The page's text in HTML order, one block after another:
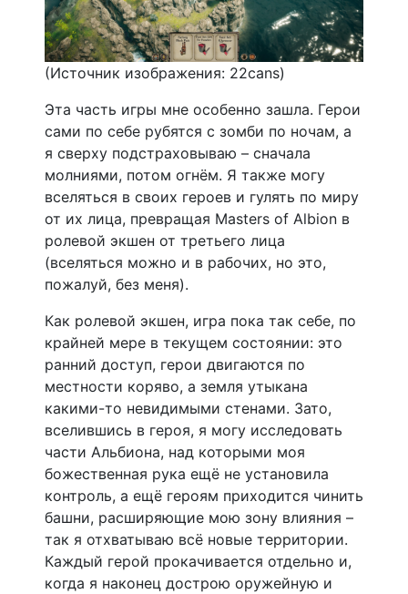
(Источник изображения: 22cans)
Эта часть игры мне особенно зашла. Герои
сами по себе рубятся с зомби по ночам, а
я сверху подстраховываю – сначала
молниями, потом огнём. Я также могу
вселяться в своих героев и гулять по миру
от их лица, превращая Masters of Albion в
ролевой экшен от третьего лица
(вселяться можно и в рабочих, но это,
пожалуй, без меня).
Как ролевой экшен, игра пока так себе, по
крайней мере в текущем состоянии: это
ранний доступ, герои двигаются по
местности коряво, а земля утыкана
какими-то невидимыми стенами. Зато,
вселившись в героя, я могу исследовать
части Альбиона, над которыми моя
божественная рука ещё не установила
контроль, а ещё героям приходится чинить
башни, расширяющие мою зону влияния –
так я отхватываю всё новые территории.
Каждый герой прокачивается отдельно и,
когда я наконец дострою оружейную и